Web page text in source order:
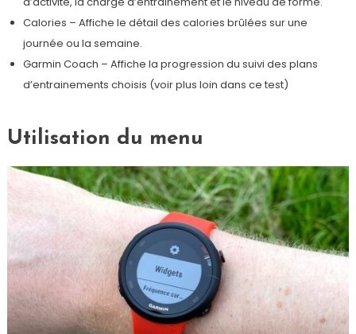
Calories – Affiche le détail des calories brûlées sur une
journée ou la semaine.
Garmin Coach – Affiche la progression du suivi des plans
d’entrainements choisis (voir plus loin dans ce test)
Utilisation du menu